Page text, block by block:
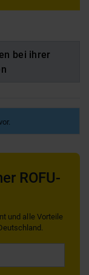
bei ihrer
ROFU-
und alle Vorteile